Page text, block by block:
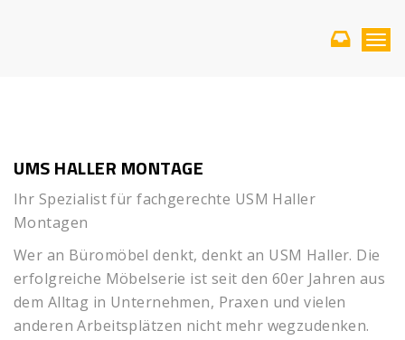
T
t
i
UMS HALLER MONTAGE
Ihr Spezialist für fachgerechte USM Haller
Montagen
Wer an Büromöbel denkt, denkt an USM Haller. Die
erfolgreiche Möbelserie ist seit den 60er Jahren aus
dem Alltag in Unternehmen, Praxen und vielen
anderen Arbeitsplätzen nicht mehr wegzudenken.